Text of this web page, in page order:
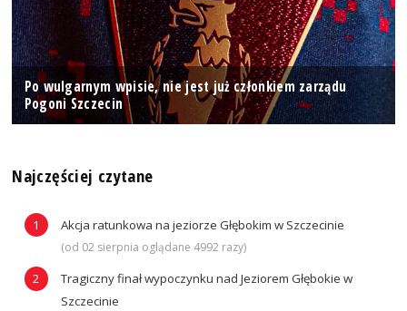
Po wulgarnym wpisie, nie jest już członkiem zarządu
Pogoni Szczecin
Najczęściej czytane
Akcja ratunkowa na jeziorze Głębokim w Szczecinie
(od 02 sierpnia oglądane 4992 razy)
Tragiczny finał wypoczynku nad Jeziorem Głębokie w
Szczecinie